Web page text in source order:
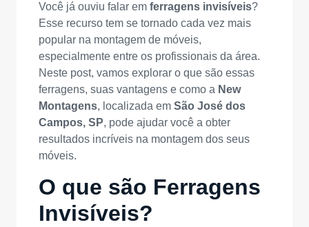
Você já ouviu falar em ferragens invisíveis?
Esse recurso tem se tornado cada vez mais
popular na montagem de móveis,
especialmente entre os profissionais da área.
Neste post, vamos explorar o que são essas
ferragens, suas vantagens e como a New
Montagens, localizada em São José dos
Campos, SP, pode ajudar você a obter
resultados incríveis na montagem dos seus
móveis.
O que são Ferragens
Invisíveis?